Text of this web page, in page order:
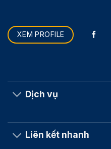
XEM PROFILE
Dịch vụ
Liên kết nhanh